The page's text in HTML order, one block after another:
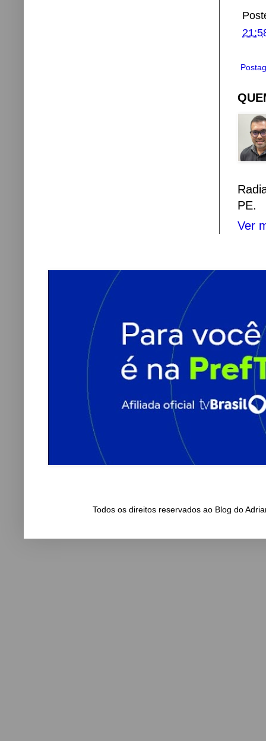
PE.
Ver
Todos os direitos reservados ao Blog do